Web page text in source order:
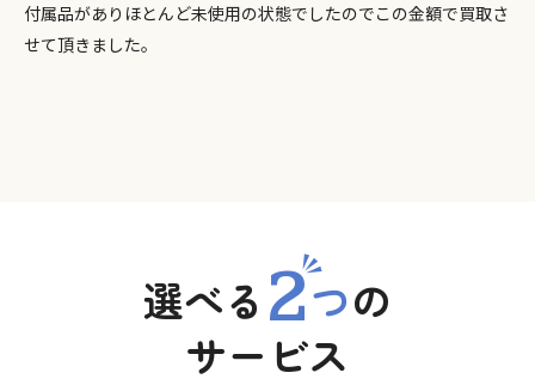
付属品がありほとんど未使用の状態でしたのでこの金額で買取さ
せて頂きました。
選べる 2つの
サービス